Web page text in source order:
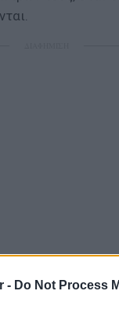
- Do Not Process